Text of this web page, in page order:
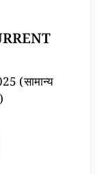
(सामान्य